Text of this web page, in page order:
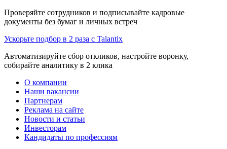
Проверяйте сотрудников и подписывайте кадровые
документы без бумаг и личных встреч
Ускорьте подбор в 2 раза с Talantix
Автоматизируйте сбор откликов, настройте воронку,
собирайте аналитику в 2 клика
О компании
Наши вакансии
Партнерам
Реклама на сайте
Новости и статьи
Инвесторам
Кандидаты по профессиям